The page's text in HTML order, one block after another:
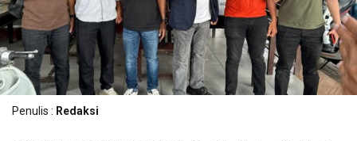
Penulis : Redaksi